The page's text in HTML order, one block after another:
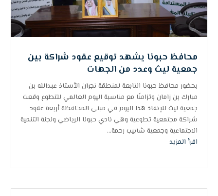
محافظ حبونا يشهد توقيع عقود شراكة بين
جمعية ليث وعدد من الجهات
بحضور محافظ حبونا التابعة لمنطقة نجران الأستاذ عبدالله بن
مبارك بن زامان وتزامنًا مع مناسبة اليوم العالمي للتطوع وقعت
جمعية ليث للإنقاذ هذا اليوم في مبنى المحافظة أربعة عقود
شراكة مجتمعية تطوعية وهي نادي حبونا الرياضي ولجنة التنمية
الاجتماعية وجمعية شآبيب رحمة...
اقرأ المزيد